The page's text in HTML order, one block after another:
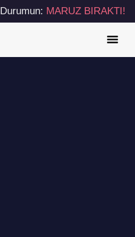
Durumun: MARUZ BIRAKTI!